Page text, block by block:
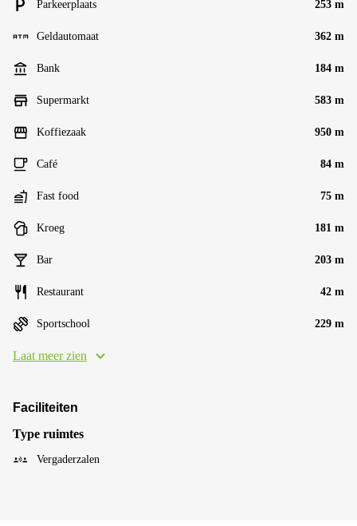
Parkeerplaats 253 m
Geldautomaat 362 m
Bank 184 m
Supermarkt 583 m
Koffiezaak 950 m
Café 84 m
Fast food 75 m
Kroeg 181 m
Bar 203 m
Restaurant 42 m
Sportschool 229 m
Laat meer zien
Faciliteiten
Type ruimtes
Vergaderzalen